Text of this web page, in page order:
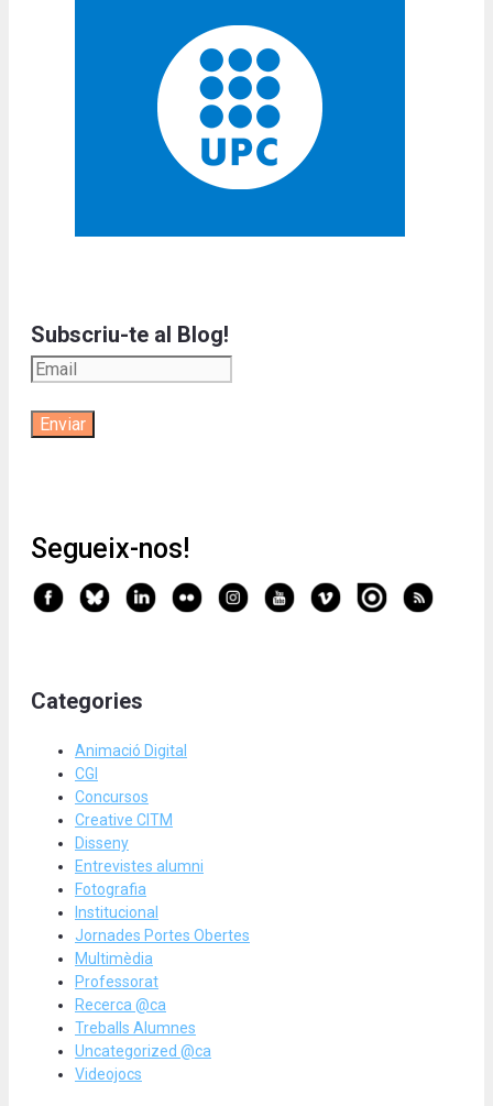
Subscriu-te al Blog!
Segueix-nos!
Categories
Animació Digital
CGI
Concursos
Creative CITM
Disseny
Entrevistes alumni
Fotografia
Institucional
Jornades Portes Obertes
Multimèdia
Professorat
Recerca @ca
Treballs Alumnes
Uncategorized @ca
Videojocs